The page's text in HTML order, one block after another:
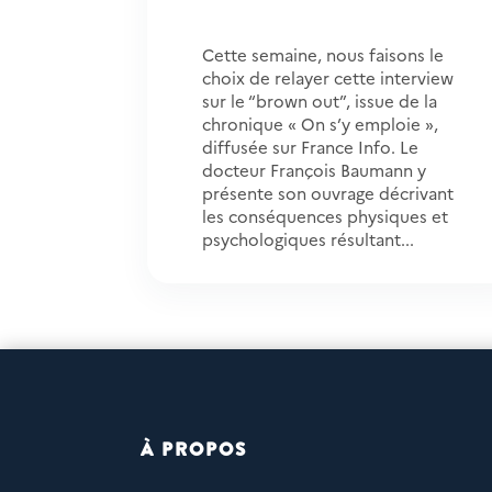
Cette semaine, nous faisons le
choix de relayer cette interview
sur le “brown out”, issue de la
chronique « On s’y emploie »,
diffusée sur France Info. Le
docteur François Baumann y
présente son ouvrage décrivant
les conséquences physiques et
psychologiques résultant...
À PROPOS